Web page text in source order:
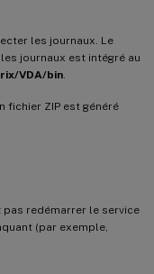
les journaux. Le
journaux est intégré au
VDA/bin
fichier ZIP est généré
pas redémarrer le service
(par exemple,